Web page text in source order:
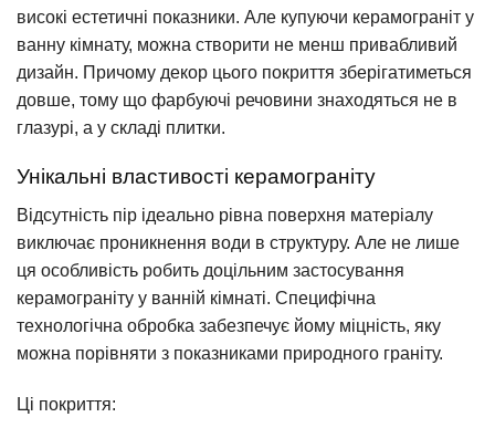
високі естетичні показники. Але купуючи керамограніт у
ванну кімнату, можна створити не менш привабливий
дизайн. Причому декор цього покриття зберігатиметься
довше, тому що фарбуючі речовини знаходяться не в
глазурі, а у складі плитки.
Унікальні властивості керамограніту
Відсутність пір ідеально рівна поверхня матеріалу
виключає проникнення води в структуру. Але не лише
ця особливість робить доцільним застосування
керамограніту у ванній кімнаті. Специфічна
технологічна обробка забезпечує йому міцність, яку
можна порівняти з показниками природного граніту.
Ці покриття: